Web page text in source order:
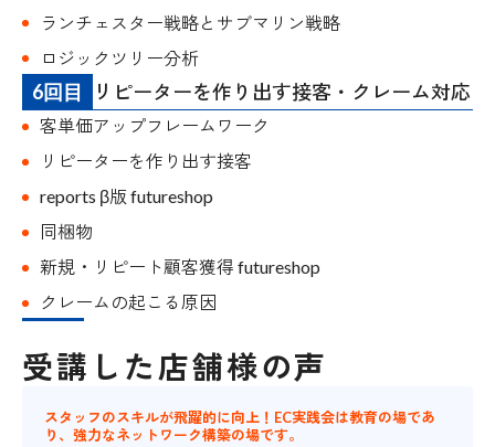
ランチェスター戦略とサブマリン戦略
ロジックツリー分析
6回目 リピーターを作り出す接客・クレーム対応
客単価アップフレームワーク
リピーターを作り出す接客
reports β版 futureshop
同梱物
新規・リピート顧客獲得 futureshop
クレームの起こる原因
受講した店舗様の声
スタッフのスキルが飛躍的に向上！EC実践会は教育の場であ
り、強力なネットワーク構築の場です。